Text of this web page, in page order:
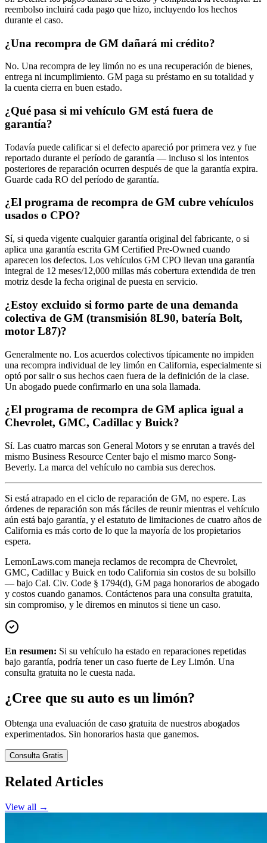
reembolso incluirá cada pago que hizo, incluyendo los hechos
durante el caso.
¿Una recompra de GM dañará mi crédito?
No. Una recompra de ley limón no es una recuperación de bienes,
entrega ni incumplimiento. GM paga su préstamo en su totalidad y
la cuenta cierra en buen estado.
¿Qué pasa si mi vehículo GM está fuera de
garantía?
Todavía puede calificar si el defecto apareció por primera vez y fue
reportado durante el período de garantía — incluso si los intentos
posteriores de reparación ocurren después de que la garantía expira.
Guarde cada RO del período de garantía.
¿El programa de recompra de GM cubre vehículos
usados o CPO?
Sí, si queda vigente cualquier garantía original del fabricante, o si
aplica una garantía escrita GM Certified Pre-Owned cuando
aparecen los defectos. Los vehículos GM CPO llevan una garantía
integral de 12 meses/12,000 millas más cobertura extendida de tren
motriz desde la fecha original de puesta en servicio.
¿Estoy excluido si formo parte de una demanda
colectiva de GM (transmisión 8L90, batería Bolt,
motor L87)?
Generalmente no. Los acuerdos colectivos típicamente no impiden
una recompra individual de ley limón en California, especialmente si
optó por salir o sus hechos caen fuera de la definición de la clase.
Un abogado puede confirmarlo en una sola llamada.
¿El programa de recompra de GM aplica igual a
Chevrolet, GMC, Cadillac y Buick?
Sí. Las cuatro marcas son General Motors y se enrutan a través del
mismo Business Resource Center bajo el mismo marco Song-
Beverly. La marca del vehículo no cambia sus derechos.
Si está atrapado en el ciclo de reparación de GM, no espere. Las
órdenes de reparación son más fáciles de reunir mientras el vehículo
aún está bajo garantía, y el estatuto de limitaciones de cuatro años de
California es más corto de lo que la mayoría de los propietarios
espera.
LemonLaws.com maneja reclamos de recompra de Chevrolet,
GMC, Cadillac y Buick en todo California sin costos de su bolsillo
— bajo Cal. Civ. Code § 1794(d), GM paga honorarios de abogado
y costos cuando ganamos. Contáctenos para una consulta gratuita,
sin compromiso, y le diremos en minutos si tiene un caso.
En resumen: Si su vehículo ha estado en reparaciones repetidas
bajo garantía, podría tener un caso fuerte de Ley Limón. Una
consulta gratuita no le cuesta nada.
¿Cree que su auto es un limón?
Obtenga una evaluación de caso gratuita de nuestros abogados
experimentados. Sin honorarios hasta que ganemos.
Consulta Gratis
Related Articles
View all →